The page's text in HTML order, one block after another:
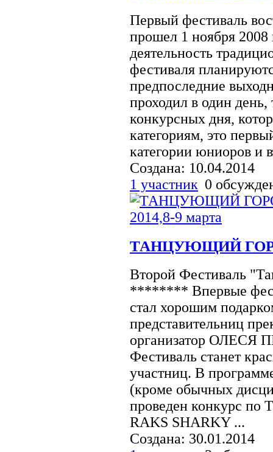
Первый фестиваль
прошел 1 ноября 2008
деятельность
фестиваля
предпоследние
проходил в один
конкурсных дня,
категориям, это
категории юниоров и
Создана: 10.04.2014
1 участник 0
ТАНЦУЮЩИЙ
Второй Фестиваль
******** Впервые
стал хорошим
представительниц
организатор ОЛЕСЯ
Фестиваль станет
участниц. В
(кроме обычных
проведен конкурс
RAKS SHARKY ...
Создана: 30.01.2014